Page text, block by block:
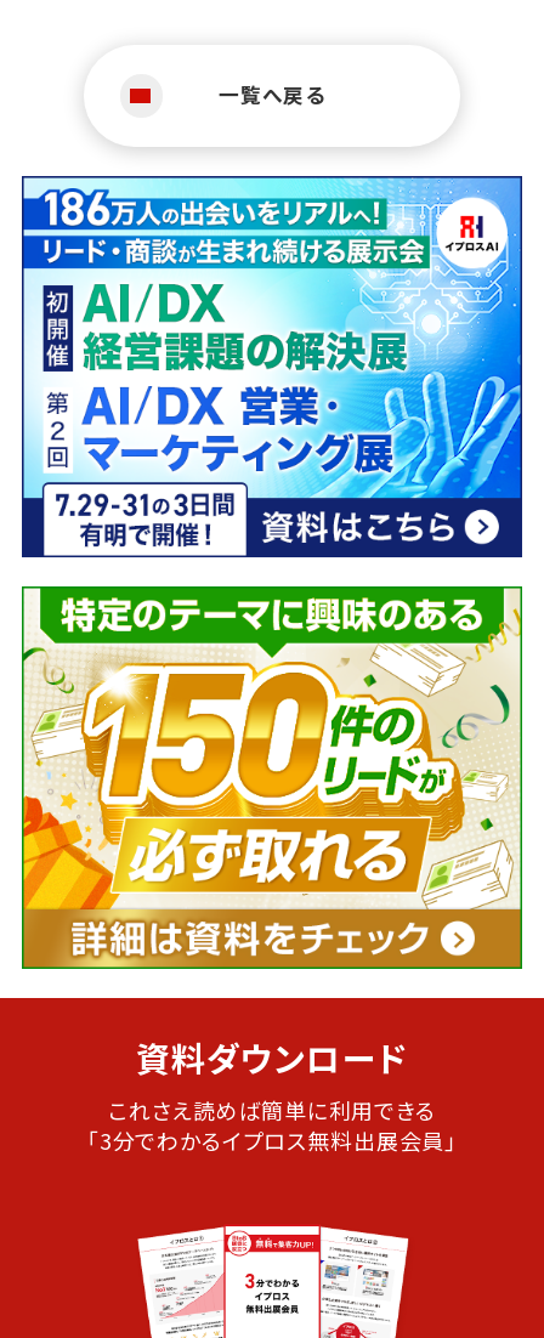
一覧へ戻る
資料ダウンロード
これさえ読めば簡単に利用できる
「3分でわかるイプロス無料出展会員」